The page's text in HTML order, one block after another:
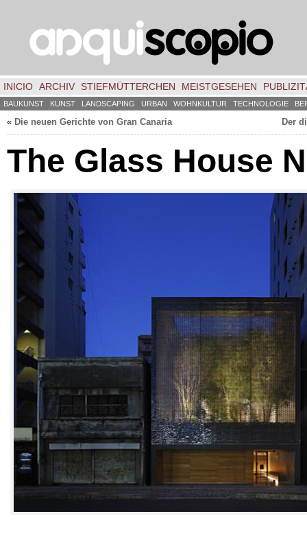
INICIO ARCHIV STIEFMÜTTERCHEN MEISTGESEHEN
BAUKUNST KUNST LANDSCAPING URBAN WOHNKULTUR TECHNOLOGIE
« Die neuen Gerichte von Gran Canaria Der
The Glass House